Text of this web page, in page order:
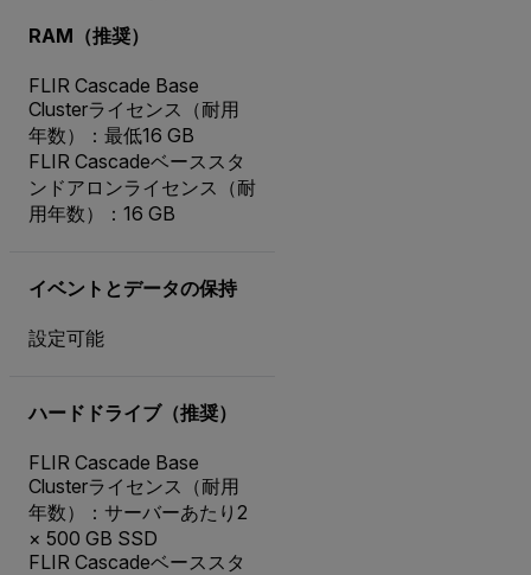
RAM（推奨）
FLIR Cascade Base
Clusterライセンス（耐用
年数）：最低16 GB
FLIR Cascadeベーススタ
ンドアロンライセンス（耐
用年数）：16 GB
イベントとデータの保持
設定可能
ハードドライブ（推奨）
FLIR Cascade Base
Clusterライセンス（耐用
年数）：サーバーあたり2
× 500 GB SSD
FLIR Cascadeベーススタ